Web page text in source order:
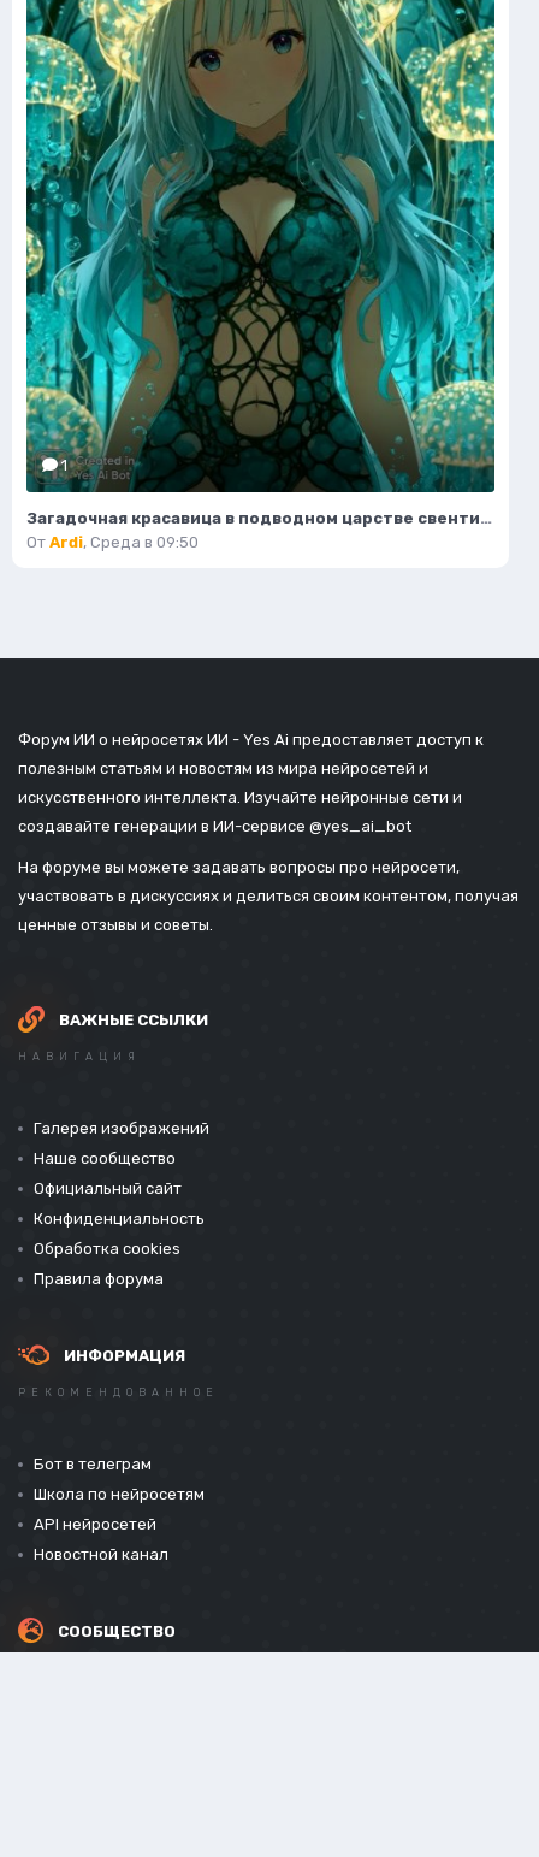
1
Загадочная красавица в подводном царстве свентилиящих водорослей и коралловых арках. Нейронная сеть Миджорни
От Ardi, Среда в 09:50
Форум ИИ о нейросетях ИИ - Yes Ai предоставляет доступ к
полезным статьям и новостям из мира нейросетей и
искусственного интеллекта. Изучайте нейронные сети и
создавайте генерации в ИИ-сервисе @yes_ai_bot
На форуме вы можете задавать вопросы про нейросети,
участвовать в дискуссиях и делиться своим контентом, получая
ценные отзывы и советы.
ВАЖНЫЕ ССЫЛКИ
НАВИГАЦИЯ
Галерея изображений
Наше сообщество
Официальный сайт
Конфиденциальность
Обработка cookies
Правила форума
ИНФОРМАЦИЯ
РЕКОМЕНДОВАННОЕ
Бот в телеграм
Школа по нейросетям
API нейросетей
Новостной канал
СООБЩЕСТВО